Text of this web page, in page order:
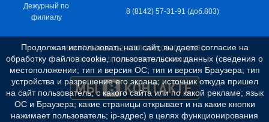
Дежурный по
филиалу
8 (8142) 57-31-91 (доб.803)
ИНН 7805029012, КПП 100103001, ОКПО
97163915, ОГРН 1037811048989
Продолжая использовать наш сайт, вы даете согласие на
обработку файлов cookie, пользовательских данных (сведения о
местоположении; тип и версия ОС; тип и версия Браузера; тип
устройства и разрешение его экрана; источник откуда пришел
на сайт пользователь; с какого сайта или по какой рекламе; язык
ОС и Браузера; какие страницы открывает и на какие кнопки
нажимает пользователь; ip-адрес) в целях функционирования